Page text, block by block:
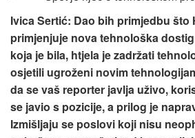
Ivica Sertić: Dao bih primjedbu što
primjenjuje nova tehnološka
koja je bila, htjela je zadržati
osjetili ugroženi novim
da se vaš reporter javlja uživo,
se javio s pozicije, a prilog je
Izmišljaju se poslovi koji nisu